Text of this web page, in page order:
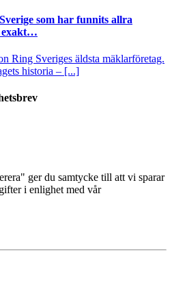
som har funnits allra
exakt…
Ring Sveriges äldsta mäklarföretag.
historia – [...]
ger du samtycke till att vi sparar
i enlighet med vår